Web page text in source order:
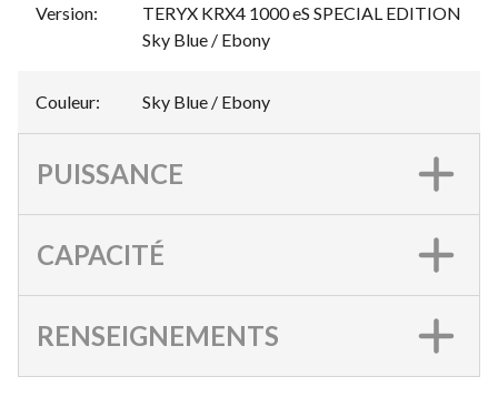
Version:
TERYX KRX4 1000 eS SPECIAL EDITION
Sky Blue / Ebony
Couleur: Sky Blue / Ebony
PUISSANCE
CAPACITÉ
RENSEIGNEMENTS